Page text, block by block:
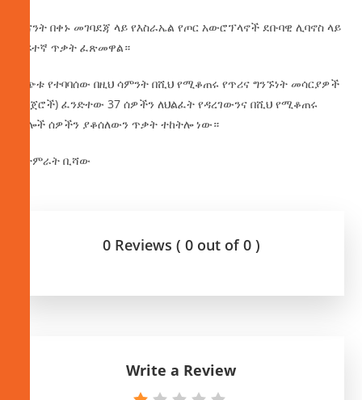
ትናንት በቀኑ መገባደጃ ላይ የእስራኤል የጦር አውሮፕላኖች ደቡባዊ ሊባኖስ ላይ
ከፍተኛ ጥቃት ፈጽመዋል።
ግጭቱ የተባባሰው በዚህ ሳምንት በሺህ የሚቆጠሩ የጥሪና ግንኙነት መሳርያዎች
(ፔጀሮች) ፈንድተው 37 ሰዎችን ለህልፈት የዳረገውንና በሺህ የሚቆጠሩ
ሌሎች ሰዎችን ያቆሰለውን ጥቃት ተከትሎ ነው።
በታምራት ቢሻው
0 Reviews ( 0 out of 0 )
Write a Review